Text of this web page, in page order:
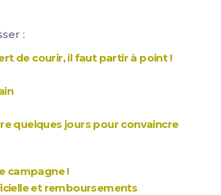
:
de courir, il faut partir à point !
quelques jours pour convaincre
campagne !
et remboursements